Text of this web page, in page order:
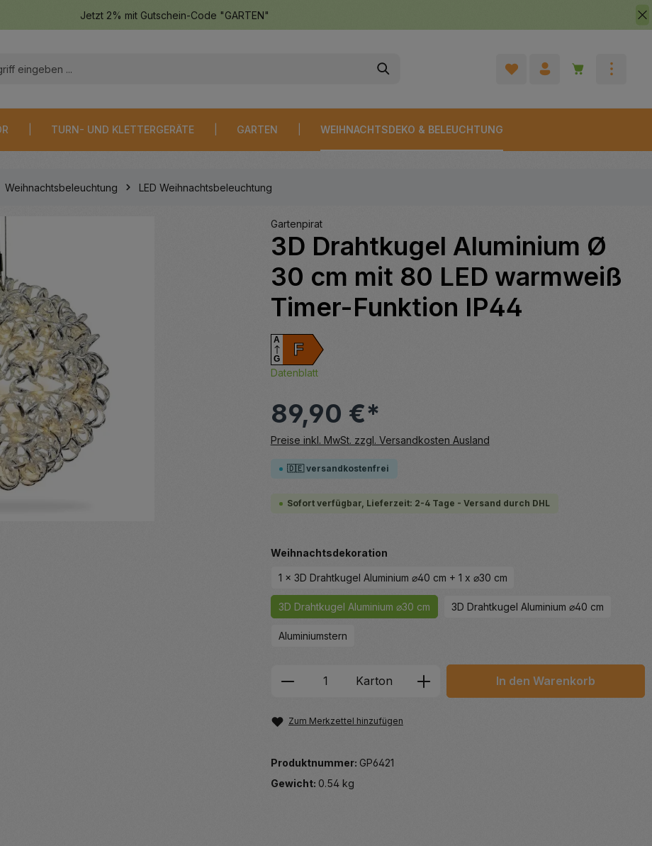
Jetzt 2% mit Gutschein-Code "GARTEN"
Warenkorb
TURN- UND KLETTERGERÄTE GARTEN WEIHNACHTSDEKO & BELEUCHTUNG
Weihnachtsbeleuchtung LED Weihnachtsbeleuchtung
Gartenpirat
3D Drahtkugel Aluminium Ø
30 cm mit 80 LED warmweiß
Timer-Funktion IP44
F
A
G
Datenblatt
89,90 €*
Preise inkl. MwSt. zzgl. Versandkosten Ausland
🇩🇪 versandkostenfrei
Sofort verfügbar, Lieferzeit: 2-4 Tage - Versand durch DHL
Weihnachtsdekorationauswählen
1 x 3D Drahtkugel Aluminium ⌀40 cm + 1 x ⌀30 cm
3D Drahtkugel Aluminium ⌀30 cm 3D Drahtkugel Aluminium ⌀40 cm
Aluminiumstern
Produkt Anzahl: Gib den gewünschten Wert
Karton In den Warenkorb
Zum Merkzettel hinzufügen
Produktnummer: GP6421
Gewicht: 0.54 kg